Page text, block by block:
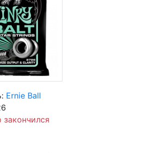
Ernie Ball
закончился